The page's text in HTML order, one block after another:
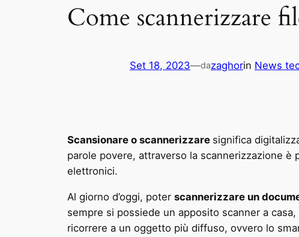
Come scannerizzare
Set 18, 2023—dazaghorin News
Scansionare o scannerizzare significa
parole povere, attraverso la scannerizzazione
elettronici.
Al giorno d’oggi, poter scannerizzare un
sempre si possiede un apposito scanner a
ricorrere a un oggetto più diffuso, ovvero lo